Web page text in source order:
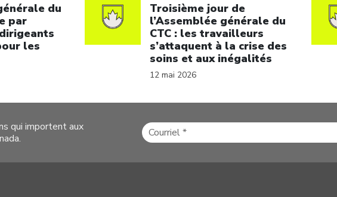
du
par
les
Troisième jour de
l’Assemblée générale du
CTC : les travailleurs
s’attaquent à la crise des
soins et aux inégalités
12 mai 2026
qui importent aux